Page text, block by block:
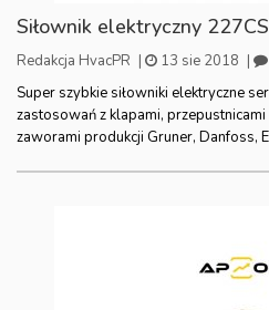
Siłownik elektryczny
Redakcja HvacPR | 13 sie 2018 |
Super szybkie siłowniki elektryczne
zastosowań z klapami,
zaworami produkcji Gruner, Danfoss,